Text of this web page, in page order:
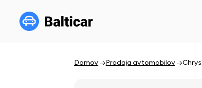
Domov Prodaja avtomobilov